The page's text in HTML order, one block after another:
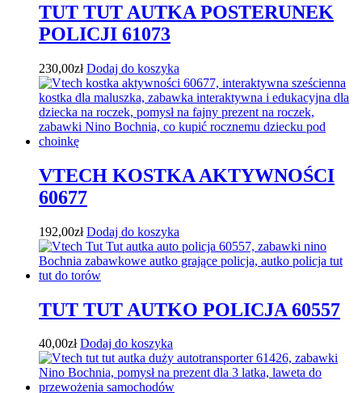
TUT TUT AUTKA POSTERUNEK
POLICJI 61073
230,00zł Dodaj do koszyka
VTECH KOSTKA AKTYWNOŚCI
60677
192,00zł Dodaj do koszyka
TUT TUT AUTKO POLICJA 60557
40,00zł Dodaj do koszyka